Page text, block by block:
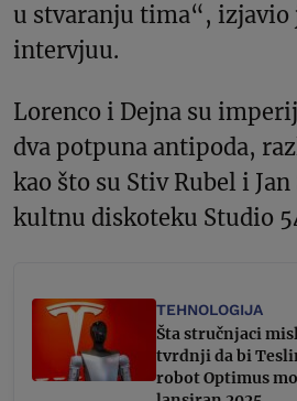
u stvaranju tima“, izjavio
intervjuu.
Lorenco i Dejna su
dva potpuna antipoda,
kao što su Stiv Rubel i
kultnu diskoteku Studio
TEHNOLOGIJA
Šta stručnjaci
tvrdnji da bi
robot Optimus